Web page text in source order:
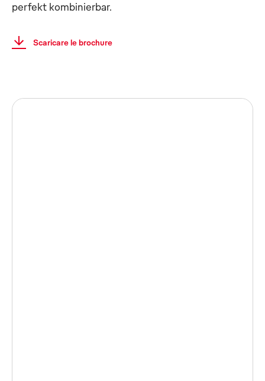
perfekt kombinierbar.
Scaricare le brochure